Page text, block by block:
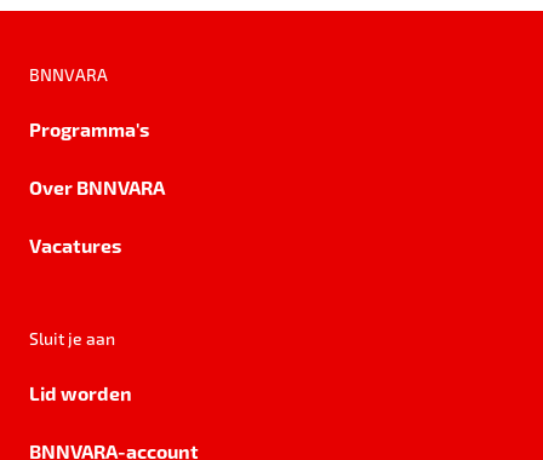
BNNVARA
Programma's
Over BNNVARA
Vacatures
Sluit je aan
Lid worden
BNNVARA-account